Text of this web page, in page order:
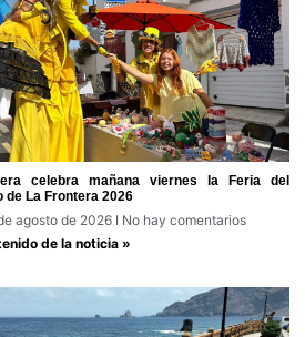
celebra mañana viernes la Feria del
de La Frontera 2026
agosto de 2026
No hay comentarios
de la noticia »